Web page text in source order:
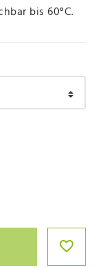
bis 60°C.